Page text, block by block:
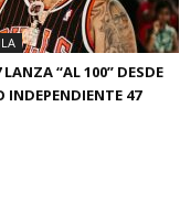
“AL 100” DESDE
INDEPENDIENTE 47